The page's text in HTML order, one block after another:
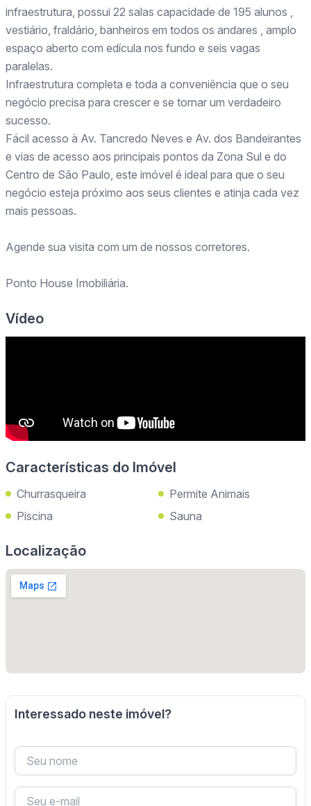
infraestrutura, possui 22 salas capacidade de 195 alunos ,
vestiário, fraldário, banheiros em todos os andares , amplo
espaço aberto com edícula nos fundo e seis vagas
paralelas.
Infraestrutura completa e toda a conveniência que o seu
negócio precisa para crescer e se tornar um verdadeiro
sucesso.
Fácil acesso à Av. Tancredo Neves e Av. dos Bandeirantes
e vias de acesso aos principais pontos da Zona Sul e do
Centro de São Paulo, este imóvel é ideal para que o seu
negócio esteja próximo aos seus clientes e atinja cada vez
mais pessoas.
Agende sua visita com um de nossos corretores.
Ponto House Imobiliária.
Vídeo
Características do Imóvel
Churrasqueira
Permite Animais
Piscina
Sauna
Localização
Interessado neste imóvel?